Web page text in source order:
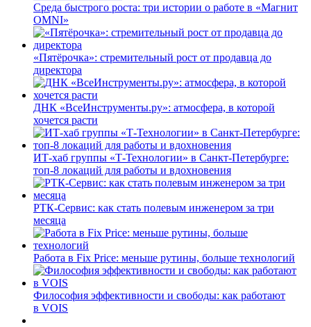
Среда быстрого роста: три истории о работе в «Магнит
OMNI»
«Пятёрочка»: стремительный рост от продавца до
директора
ДНК «ВсеИнструменты.ру»: атмосфера, в которой
хочется расти
ИТ-хаб группы «Т-Технологии» в Санкт-Петербурге:
топ-8 локаций для работы и вдохновения
РТК-Сервис: как стать полевым инженером за три
месяца
Работа в Fix Price: меньше рутины, больше технологий
Философия эффективности и свободы: как работают
в VOIS